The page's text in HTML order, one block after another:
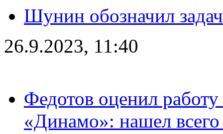
Шунин обозначил
26.9.2023, 11:40
Федотов оценил
«Динамо»: нашел